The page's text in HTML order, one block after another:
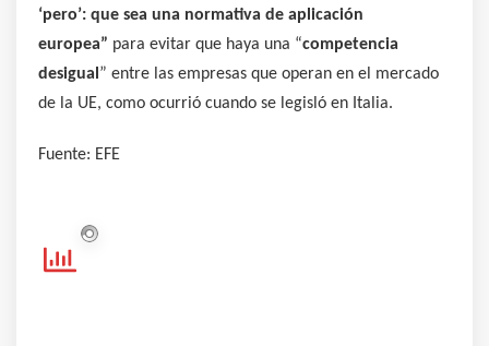
‘pero’: que sea una normativa de aplicación
europea” para evitar que haya una “competencia
desigual ” entre las empresas que operan en el mercado
de la UE, como ocurrió cuando se legisló en Italia.
Fuente: EFE